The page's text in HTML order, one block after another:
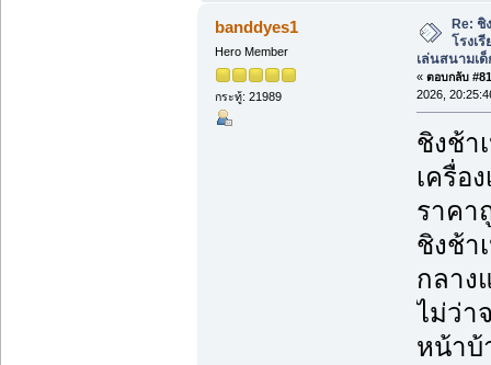
banddyes1
Hero Member
กระทู้: 21989
Re: ชิ
โรงเ
เล่นสนามเ
« ตอบกลับ
2026,
ชิงช้า
เครื่อ
ราคา
ชิงช้า
กลาง
ไม่ว่า
หน้าบ้